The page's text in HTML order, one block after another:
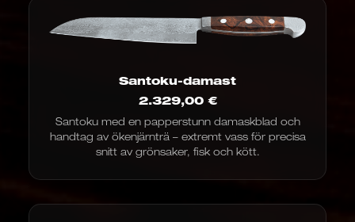
Santoku-damast
2.329,00 €
Santoku med en papperstunn damaskblad och
handtag av ökenjärnträ – extremt vass för precisa
snitt av grönsaker, fisk och kött.